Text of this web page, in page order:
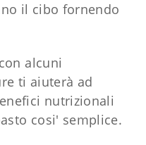
il cibo fornendo
alcuni
ti aiuterà ad
nutrizionali
cosi' semplice.